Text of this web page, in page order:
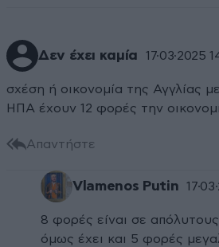
Δεν έχει καμία 17·03·2025
σχέση ή οικονομία της Αγγλίας
ΗΠΑ έχουν 12 φορές την
Απαντήστε
Vlamenos Putin
8 φορές είναι σε
όμως έχει και 5 φορές